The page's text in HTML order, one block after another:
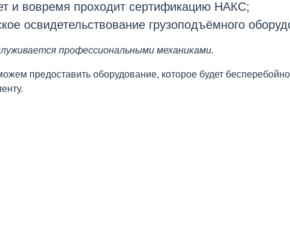
и вовремя проходит сертификацию НАКС;
освидетельствование грузоподъёмного
профессиональными механиками.
предоставить оборудование, которое будет